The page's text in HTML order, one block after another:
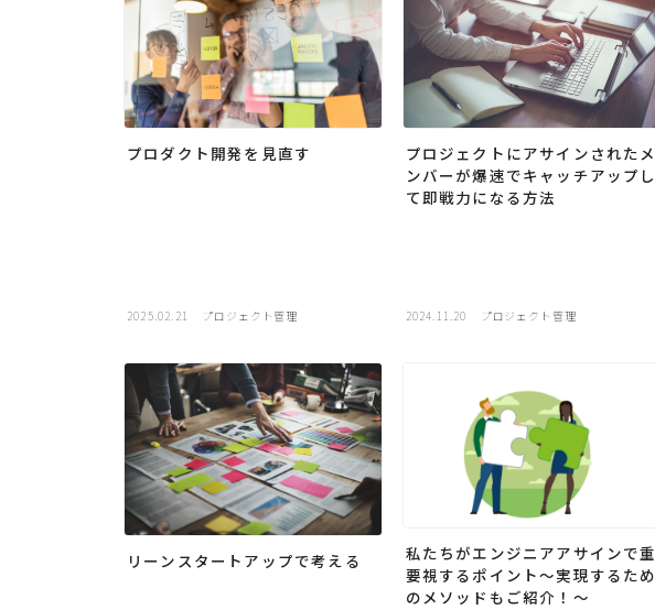
プロダクト開発を見直す
2025.02.21 プロジェクト管理
プロジェクトにアサインされたメ
ンバーが爆速でキャッチアップし
て即戦力になる方法
2024.11.20 プロジェクト管理
リーンスタートアップで考える
私たちがエンジニアアサインで重
要視するポイント〜実現するため
のメソッドもご紹介！〜